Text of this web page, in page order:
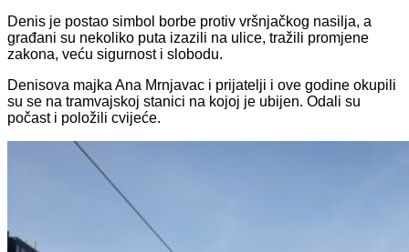
Denis je postao simbol borbe protiv vršnjačkog nasilja, a
građani su nekoliko puta izazili na ulice, tražili promjene
zakona, veću sigurnost i slobodu.
Denisova majka Ana Mrnjavac i prijatelji i ove godine okupili
su se na tramvajskoj stanici na kojoj je ubijen. Odali su
počast i položili cvijeće.